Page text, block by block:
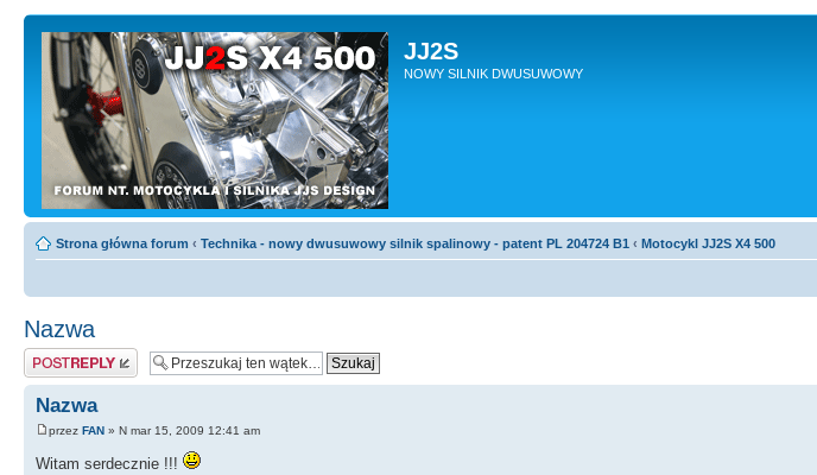
JJ2S
NOWY SILNIK DWUSUWOWY
Strona główna forum ‹ Technika - nowy dwusuwowy silnik spalinowy - patent PL 204724 B1 ‹ Motocykl JJ2S X4 500
Nazwa
Odpowiedz
Nazwa
przez FAN » N mar 15, 2009 12:41 am
Witam serdecznie !!!